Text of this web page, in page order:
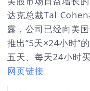
达克总裁Tal
露，公司已经向美
推出“5天×24小时”
五天、每天24小时
网页链接